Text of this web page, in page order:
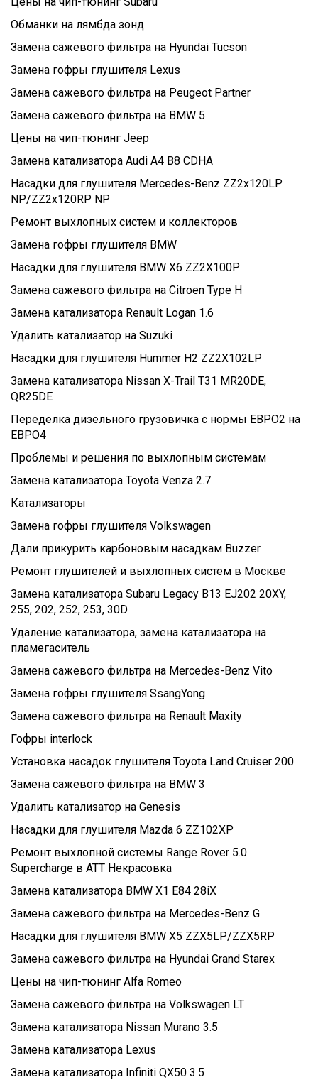
Обманки на лямбда зонд
Замена сажевого фильтра на Hyundai Tucson
Замена гофры глушителя Lexus
Замена сажевого фильтра на Peugeot Partner
Замена сажевого фильтра на BMW 5
Цены на чип-тюнинг Jeep
Замена катализатора Audi A4 B8 CDHA
Насадки для глушителя Mercedes-Benz ZZ2x120LP
NP/ZZ2x120RP NP
Ремонт выхлопных систем и коллекторов
Замена гофры глушителя BMW
Насадки для глушителя BMW X6 ZZ2X100P
Замена сажевого фильтра на Citroen Type H
Замена катализатора Renault Logan 1.6
Удалить катализатор на Suzuki
Насадки для глушителя Hummer H2 ZZ2X102LP
Замена катализатора Nissan X-Trail T31 MR20DE,
QR25DE
Переделка дизельного грузовичка с нормы ЕВРО2 на
ЕВРО4
Проблемы и решения по выхлопным системам
Замена катализатора Toyota Venza 2.7
Катализаторы
Замена гофры глушителя Volkswagen
Дали прикурить карбоновым насадкам Buzzer
Ремонт глушителей и выхлопных систем в Москве
Замена катализатора Subaru Legacy B13 EJ202 20XY,
255, 202, 252, 253, 30D
Удаление катализатора, замена катализатора на
пламегаситель
Замена сажевого фильтра на Mercedes-Benz Vito
Замена гофры глушителя SsangYong
Замена сажевого фильтра на Renault Maxity
Гофры interlock
Установка насадок глушителя Toyota Land Cruiser 200
Замена сажевого фильтра на BMW 3
Удалить катализатор на Genesis
Насадки для глушителя Mazda 6 ZZ102XP
Ремонт выхлопной системы Range Rover 5.0
Supercharge в ATT Некрасовка
Замена катализатора BMW X1 E84 28iX
Замена сажевого фильтра на Mercedes-Benz G
Насадки для глушителя BMW X5 ZZX5LP/ZZX5RP
Замена сажевого фильтра на Hyundai Grand Starex
Цены на чип-тюнинг Alfa Romeo
Замена сажевого фильтра на Volkswagen LT
Замена катализатора Nissan Murano 3.5
Замена катализатора Lexus
Замена катализатора Infiniti QX50 3.5